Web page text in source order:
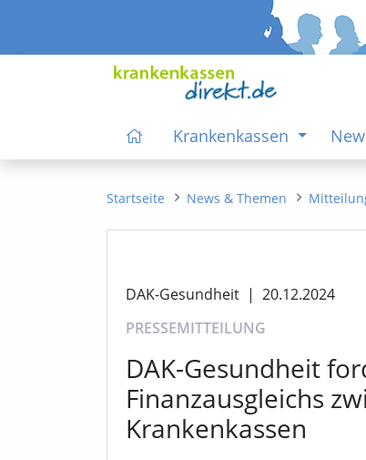
Krankenkassen
Startseite News & Themen
DAK-Gesundheit | 20.12.2024
PRESSEMITTEILUNG
DAK-Gesundheit
Finanzausgleichs
Krankenkassen